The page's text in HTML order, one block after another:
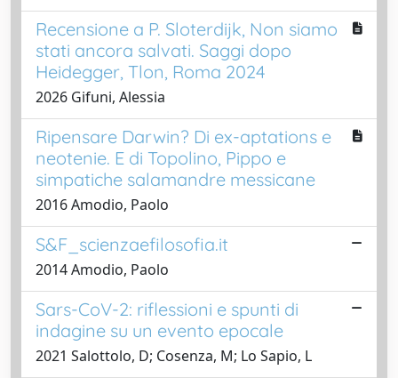
Recensione a P. Sloterdijk, Non siamo
stati ancora salvati. Saggi dopo
Heidegger, Tlon, Roma 2024
2026 Gifuni, Alessia
Ripensare Darwin? Di ex-aptations e
neotenie. E di Topolino, Pippo e
simpatiche salamandre messicane
2016 Amodio, Paolo
S&F_scienzaefilosofia.it
2014 Amodio, Paolo
Sars-CoV-2: riflessioni e spunti di
indagine su un evento epocale
2021 Salottolo, D; Cosenza, M; Lo Sapio, L